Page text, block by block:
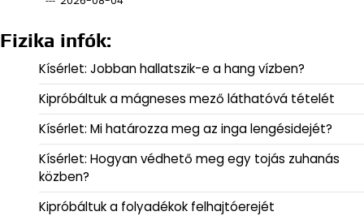
Fizika infók:
Kísérlet: Jobban hallatszik-e a hang vízben?
Kipróbáltuk a mágneses mező láthatóvá tételét
Kísérlet: Mi határozza meg az inga lengésidejét?
Kísérlet: Hogyan védhető meg egy tojás zuhanás
közben?
Kipróbáltuk a folyadékok felhajtóerejét